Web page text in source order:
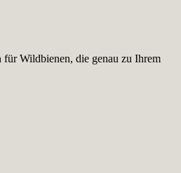
Wildbienen, die genau zu Ihrem